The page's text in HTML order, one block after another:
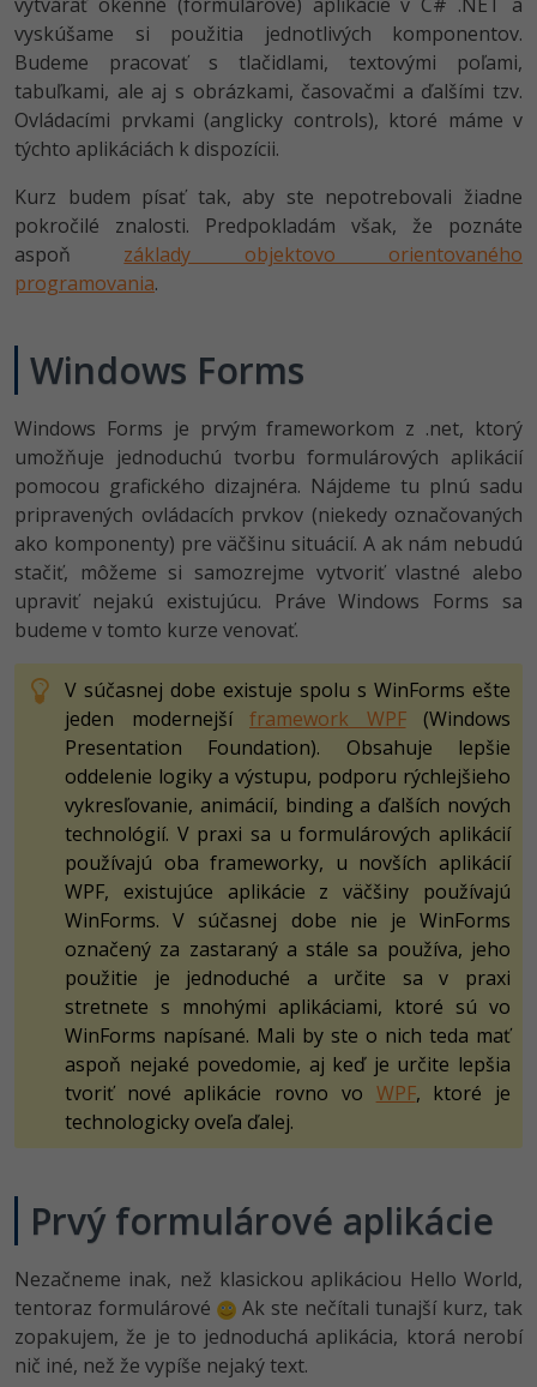
Céčko -80%
VB.NET
UML -80%
Algoritmy
Viac
Fórum
Kurzy e-commerce
Testovanie softvéru
Marketing
WordPress
SEO -30%
UX
Business
Copywriting -30%
MS Office -80%
Google Dokumenty
Time management
Siete
Kybernetická bezpečnost
Kurzy dizajnu
HTML/CSS
Photoshop -80%
Adobe Illustrator -80%
Adobe Lightroom -30%
Adobe XD -15%
Adobe InDesign -25%
Adobe After Effects
Blender -80%
Inkscape
Ostatné
Fórum
Príbehy absolventov
Médiá
Kariéra
vyskúšame si použitia jednotlivých komponentov.
Budeme pracovať s tlačidlami, textovými poľami,
tabuľkami, ale aj s obrázkami, časovačmi a ďalšími tzv.
Ovládacími prvkami (anglicky controls), ktoré máme v
týchto aplikáciách k dispozícii.
Kurz budem písať tak, aby ste nepotrebovali žiadne
pokročilé znalosti. Predpokladám však, že poznáte
aspoň základy objektovo orientovaného
programovania.
Windows Forms
Windows Forms je prvým frameworkom z .net, ktorý
umožňuje jednoduchú tvorbu formulárových aplikácií
pomocou grafického dizajnéra. Nájdeme tu plnú sadu
pripravených ovládacích prvkov (niekedy označovaných
ako komponenty) pre väčšinu situácií. A ak nám nebudú
stačiť, môžeme si samozrejme vytvoriť vlastné alebo
upraviť nejakú existujúcu. Práve Windows Forms sa
budeme v tomto kurze venovať.
V súčasnej dobe existuje spolu s WinForms ešte
jeden modernejší framework WPF(Windows
Presentation Foundation). Obsahuje lepšie
oddelenie logiky a výstupu, podporu rýchlejšieho
vykresľovanie, animácií, binding a ďalších nových
technológií. V praxi sa u formulárových aplikácií
používajú oba frameworky, u novších aplikácií
WPF, existujúce aplikácie z väčšiny používajú
WinForms. V súčasnej dobe nie je WinForms
označený za zastaraný a stále sa používa, jeho
použitie je jednoduché a určite sa v praxi
stretnete s mnohými aplikáciami, ktoré sú vo
WinForms napísané. Mali by ste o nich teda mať
aspoň nejaké povedomie, aj keď je určite lepšia
tvoriť nové aplikácie rovno vo WPF, ktoré je
technologicky oveľa ďalej.
Prvý formulárové aplikácie
Nezačneme inak, než klasickou aplikáciou Hello World,
tentoraz formulárové
Ak ste nečítali tunajší kurz, tak
zopakujem, že je to jednoduchá aplikácia, ktorá nerobí
nič iné, než že vypíše nejaký text.